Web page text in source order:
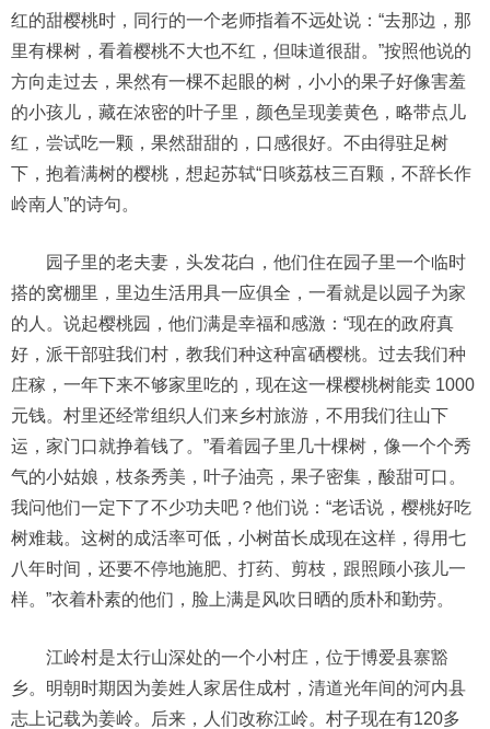
红的甜樱桃时，同行的一个老师指着不远处说：“去那边，那
里有棵树，看着樱桃不大也不红，但味道很甜。”按照他说的
方向走过去，果然有一棵不起眼的树，小小的果子好像害羞
的小孩儿，藏在浓密的叶子里，颜色呈现姜黄色，略带点儿
红，尝试吃一颗，果然甜甜的，口感很好。不由得驻足树
下，抱着满树的樱桃，想起苏轼“日啖荔枝三百颗，不辞长作
岭南人”的诗句。
园子里的老夫妻，头发花白，他们住在园子里一个临时
搭的窝棚里，里边生活用具一应俱全，一看就是以园子为家
的人。说起樱桃园，他们满是幸福和感激：“现在的政府真
好，派干部驻我们村，教我们种这种富硒樱桃。过去我们种
庄稼，一年下来不够家里吃的，现在这一棵樱桃树能卖 1000
元钱。村里还经常组织人们来乡村旅游，不用我们往山下
运，家门口就挣着钱了。”看着园子里几十棵树，像一个个秀
气的小姑娘，枝条秀美，叶子油亮，果子密集，酸甜可口。
我问他们一定下了不少功夫吧？他们说：“老话说，樱桃好吃
树难栽。这树的成活率可低，小树苗长成现在这样，得用七
八年时间，还要不停地施肥、打药、剪枝，跟照顾小孩儿一
样。”衣着朴素的他们，脸上满是风吹日晒的质朴和勤劳。
江岭村是太行山深处的一个小村庄，位于博爱县寨豁
乡。明朝时期因为姜姓人家居住成村，清道光年间的河内县
志上记载为姜岭。后来，人们改称江岭。村子现在有120多